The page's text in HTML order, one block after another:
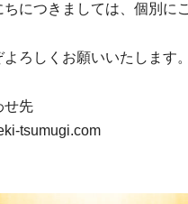
つきましては、個別に
しくお願いいたします。
せ先
tsumugi.com